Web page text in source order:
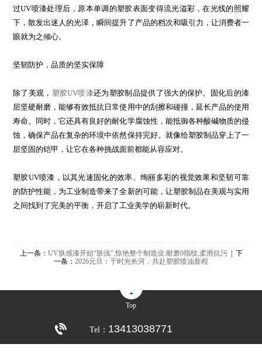
过UV喷漆处理后，原本单调的塑胶表面变得流光溢彩，在光线的照耀
下，散发出迷人的光泽，瞬间提升了产品的档次和吸引力，让消费者一
眼就为之倾心。
坚韧防护，品质的坚实保障
除了美观， 塑胶UV喷漆还为塑胶制品提供了强大的保护。固化后的漆
层坚硬耐磨，能够有效抵抗日常使用中的刮擦和碰撞，延长产品的使用
寿命。同时，它还具有良好的耐化学腐蚀性，能抵御各种酸碱物质的侵
蚀，确保产品在复杂的环境中依然保持完好。就像给塑胶制品穿上了一
层坚固的铠甲，让它在各种挑战面前都能从容应对。
塑胶UV喷漆，以其光速固化的效率、绚丽多彩的视觉效果和坚韧可靠
的防护性能，为工业制造带来了全新的可能，让塑胶制品在美观与实用
之间找到了完美的平衡，开启了工业美学的崭新时代。
上一条： UV肤感漆开始“肤浅”,惊艳整个制造业:耐磨0指纹,柔滑抗污| 下
一条： 2026元旦：于时光长河，共赴塑胶喷油新程
Top
Tel： 13413038771